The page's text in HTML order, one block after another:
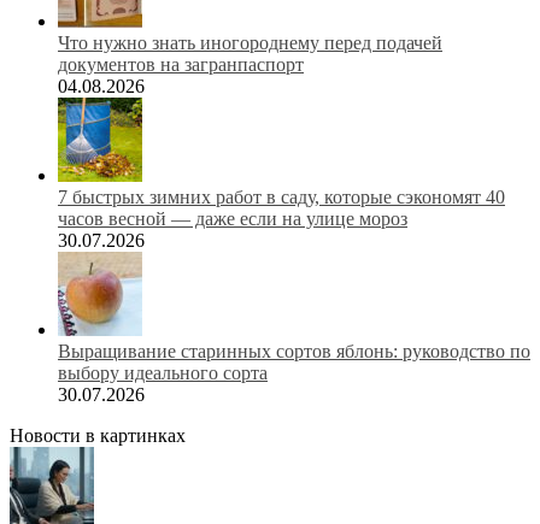
Что нужно знать иногороднему перед подачей
документов на загранпаспорт
04.08.2026
7 быстрых зимних работ в саду, которые сэкономят 40
часов весной — даже если на улице мороз
30.07.2026
Выращивание старинных сортов яблонь: руководство по
выбору идеального сорта
30.07.2026
Новости в картинках